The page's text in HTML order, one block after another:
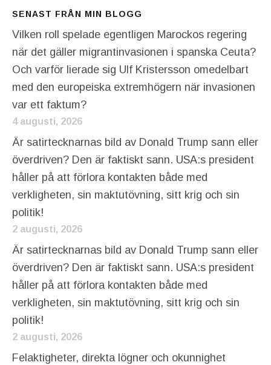
SENAST FRÅN MIN BLOGG
Vilken roll spelade egentligen Marockos regering
när det gäller migrantinvasionen i spanska Ceuta?
Och varför lierade sig Ulf Kristersson omedelbart
med den europeiska extremhögern när invasionen
var ett faktum?
4 augusti, 2026
Är satirtecknarnas bild av Donald Trump sann eller
överdriven? Den är faktiskt sann. USA:s president
håller på att förlora kontakten både med
verkligheten, sin maktutövning, sitt krig och sin
politik!
2 augusti, 2026
Är satirtecknarnas bild av Donald Trump sann eller
överdriven? Den är faktiskt sann. USA:s president
håller på att förlora kontakten både med
verkligheten, sin maktutövning, sitt krig och sin
politik!
2 augusti, 2026
Felaktigheter, direkta lögner och okunnighet